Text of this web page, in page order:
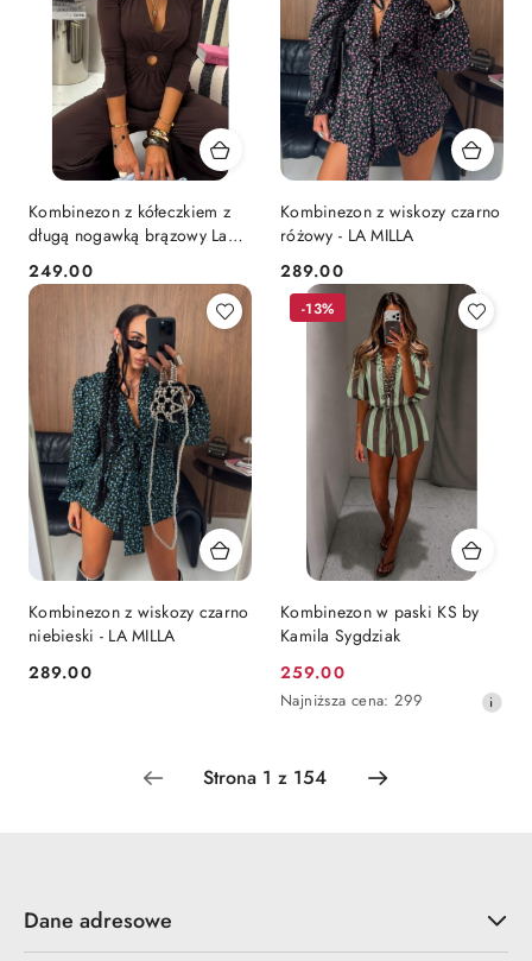
Kombinezon z kółeczkiem z
długą nogawką brązowy La
Cena:
249.00
Kombinezon z wiskozy czarno
różowy - LA MILLA
Cena:
289.00
Kombinezon z wiskozy czarno
niebieski - LA MILLA
Cena:
289.00
Kombinezon w paski KS by
Kamila Sygdziak
Cena
promocyjna:
259.00
Najniższa
dni
Najniższa cena: 299
-13%
Dane adresowe